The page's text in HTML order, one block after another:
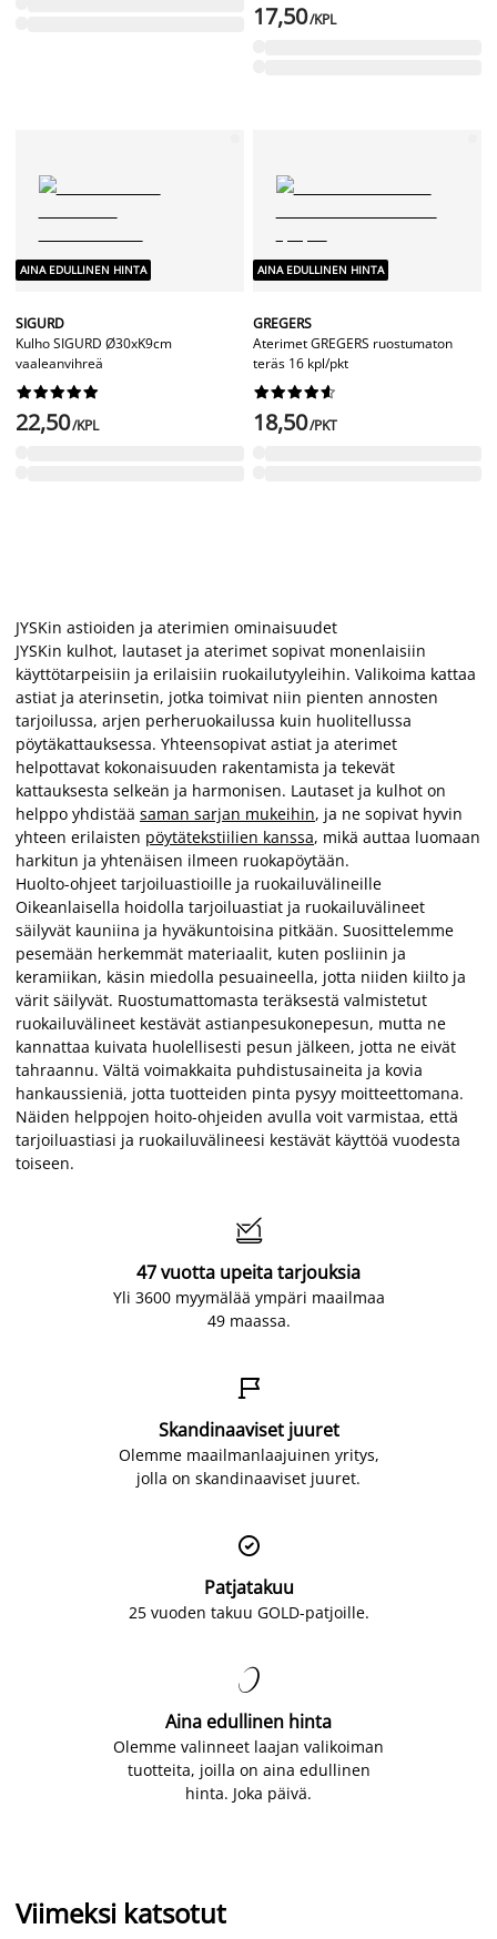
17,50/KPL
AINA EDULLINEN HINTA
SIGURD
Kulho SIGURD Ø30xK9cm
vaaleanvihreä






22,50/KPL
AINA EDULLINEN HINTA
GREGERS
Aterimet GREGERS ruostumaton
teräs 16 kpl/pkt






18,50/PKT
JYSKin astioiden ja aterimien ominaisuudet
JYSKin kulhot, lautaset ja aterimet sopivat monenlaisiin
käyttötarpeisiin ja erilaisiin ruokailutyyleihin. Valikoima kattaa
astiat ja aterinsetin, jotka toimivat niin pienten annosten
tarjoilussa, arjen perheruokailussa kuin huolitellussa
pöytäkattauksessa. Yhteensopivat astiat ja aterimet
helpottavat kokonaisuuden rakentamista ja tekevät
kattauksesta selkeän ja harmonisen. Lautaset ja kulhot on
helppo yhdistää saman sarjan mukeihin, ja ne sopivat hyvin
yhteen erilaisten pöytätekstiilien kanssa, mikä auttaa luomaan
harkitun ja yhtenäisen ilmeen ruokapöytään.
Huolto-ohjeet tarjoiluastioille ja ruokailuvälineille
Oikeanlaisella hoidolla tarjoiluastiat ja ruokailuvälineet
säilyvät kauniina ja hyväkuntoisina pitkään. Suosittelemme
pesemään herkemmät materiaalit, kuten posliinin ja
keramiikan, käsin miedolla pesuaineella, jotta niiden kiilto ja
värit säilyvät. Ruostumattomasta teräksestä valmistetut
ruokailuvälineet kestävät astianpesukonepesun, mutta ne
kannattaa kuivata huolellisesti pesun jälkeen, jotta ne eivät
tahraannu. Vältä voimakkaita puhdistusaineita ja kovia
hankaussieniä, jotta tuotteiden pinta pysyy moitteettomana.
Näiden helppojen hoito-ohjeiden avulla voit varmistaa, että
tarjoiluastiasi ja ruokailuvälineesi kestävät käyttöä vuodesta
toiseen.

47 vuotta upeita tarjouksia
Yli 3600 myymälää ympäri maailmaa
49 maassa.

Skandinaaviset juuret
Olemme maailmanlaajuinen yritys,
jolla on skandinaaviset juuret.

Patjatakuu
25 vuoden takuu GOLD-patjoille.

Aina edullinen hinta
Olemme valinneet laajan valikoiman
tuotteita, joilla on aina edullinen
hinta. Joka päivä.
Viimeksi katsotut